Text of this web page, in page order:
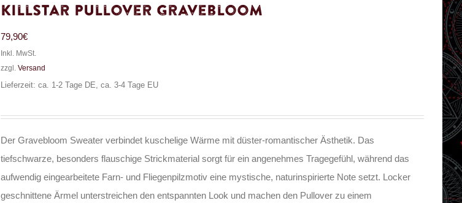
Killstar Pullover Gravebloom
79,90€
Inkl. MwSt.
zzgl. Versand
Lieferzeit: ca. 1-2 Tage DE, ca. 3-4 Tage EU
Der Gravebloom Sweater verbindet kuschelige Wärme mit düster-romantischer Ästhetik. Das
tiefschwarze, besonders flauschige Strickmaterial sorgt für ein angenehmes Tragegefühl, während das
aufwendig eingearbeitete Farn- und Fliegenpilzmotiv eine mystische, naturinspirierte Note setzt. Locker
geschnittene Ärmel unterstreichen den entspannten Look und machen den Pullover zu einem